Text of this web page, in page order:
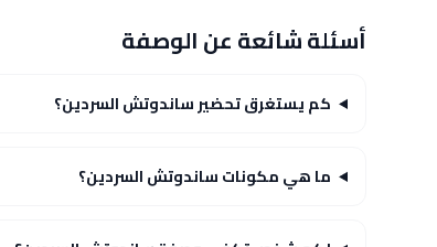
أسئلة شائعة عن الوصفة
كم يستغرق تحضير ساندوتش السردين؟
ما هي مكونات ساندوتش السردين؟